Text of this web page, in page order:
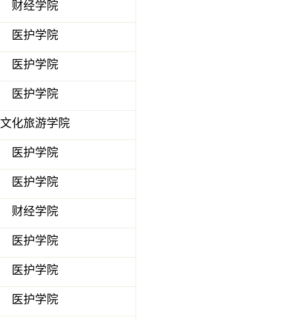
财经学院
医护学院
医护学院
医护学院
文化旅游学院
医护学院
医护学院
财经学院
医护学院
医护学院
医护学院